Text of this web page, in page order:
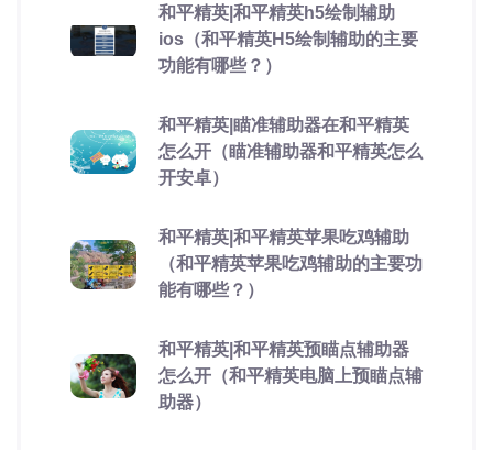
和平精英|和平精英h5绘制辅助
ios（和平精英H5绘制辅助的主要
功能有哪些？）
和平精英|瞄准辅助器在和平精英
怎么开（瞄准辅助器和平精英怎么
开安卓）
和平精英|和平精英苹果吃鸡辅助
（和平精英苹果吃鸡辅助的主要功
能有哪些？）
和平精英|和平精英预瞄点辅助器
怎么开（和平精英电脑上预瞄点辅
助器）